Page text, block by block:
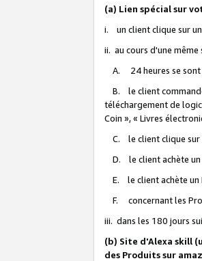
(a) Lien spécial sur
i. un client clique sur
ii. au cours d'une
A. 24 heures se sont
B. le client
téléchargement de
Coin », « Livres
C. le client clique sur
D. le client achète un
E. le client achète un
F. concernant les
iii. dans les 180 jours
(b) Site d'Alexa skill
des Produits sur